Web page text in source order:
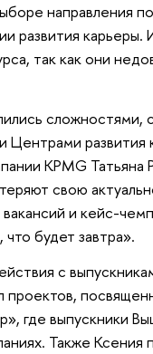
направления
развития карьеры.
так как они
сложностями,
Центрами развития
KPMG Татьяна
свою
и кейс-
будет завтра».
с
где выпускники
Также Ксения